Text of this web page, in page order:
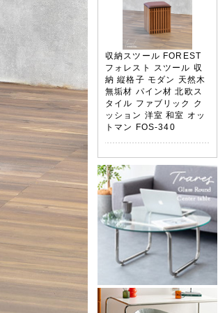
収納スツール FOREST
フォレスト スツール 収
納 縦格子 モダン 天然木
無垢材 パイン材 北欧ス
タイル ファブリック ク
ッション 洋室 和室 オッ
トマン FOS-340